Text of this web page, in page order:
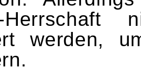
Herrschaft
werden,